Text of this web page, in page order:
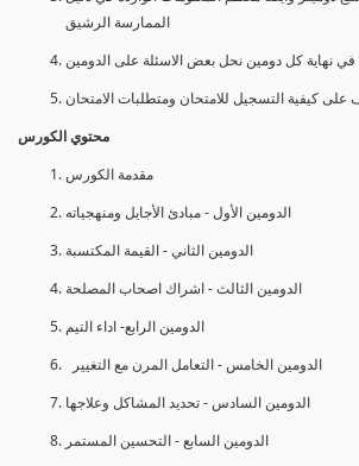
الممارسة الرشيق
في نهاية كل دومين نحل بعض الاسئلة على الدومين
على كيفية التسجيل للامتحان ومتطلبات الامتحان
محتوي الكورس
مقدمة الكورس
الدومين الأول - مبادئ الأجايل ومنهجياته
الدومين الثاني - القيمة المكتسبة
الدومين الثالث - اشراك اصحاب المصلحة
الدومين الرابع- اداء التيم
الدومين الخامس - التعامل المرن مع التغيير
الدومين السادس - تحديد المشاكل وعلاجها
الدومين السابع - التحسين المستمر